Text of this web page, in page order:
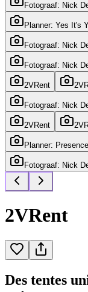
Fotograaf: Nick
Planner: Yes It's
Fotograaf: Nick
Fotograaf: Nick
2VRent
Fotograaf: Nick
2VRent
Planner: Presence
Fotograaf: Nick
2VRent
Des tentes